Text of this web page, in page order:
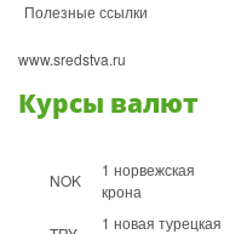
Полезные ссылки
www.sredstva.ru
Курсы валют
NOK
1 норвежская
крона
1 новая турецкая